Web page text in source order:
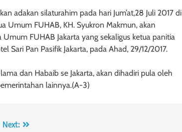
adakan silaturahim pada hari Jum’at,28 Juli 2017 di
Umum FUHAB, KH. Syukron Makmun, akan
FUHAB Jakarta yang sekaligus ketua panitia
Pan Pasifik Jakarta, pada Ahad, 29/12/2017.
dan Habaib se Jakarta, akan dihadiri pula oleh
lainnya.(A-3)
Next: